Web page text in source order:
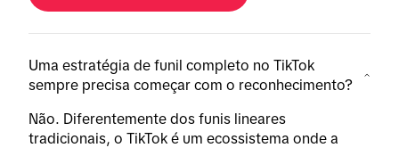
Uma estratégia de funil completo no TikTok
sempre precisa começar com o reconhecimento?
Não. Diferentemente dos funis lineares
tradicionais, o TikTok é um ecossistema onde a